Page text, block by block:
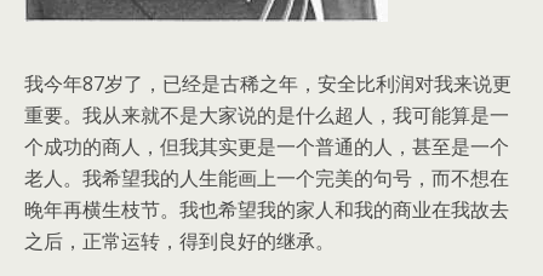
我今年87岁了，已经是古稀之年，安全比利润对我来说更
重要。我从来就不是大家说的是什么超人，我可能算是一
个成功的商人，但我其实更是一个普通的人，甚至是一个
老人。我希望我的人生能画上一个完美的句号，而不想在
晚年再横生枝节。我也希望我的家人和我的商业在我故去
之后，正常运转，得到良好的继承。